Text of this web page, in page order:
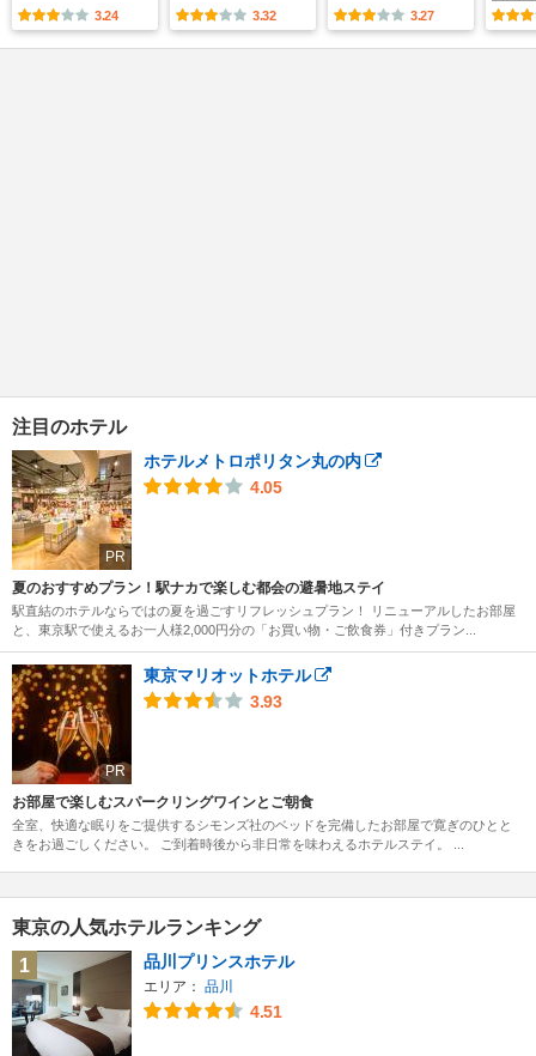
3.24 3.32 3.27
注目のホテル
PR
ホテルメトロポリタン丸の内
4.05
夏のおすすめプラン！駅ナカで楽しむ都会の避暑地ステイ
駅直結のホテルならではの夏を過ごすリフレッシュプラン！ リニューアルしたお部屋
と、東京駅で使えるお一人様2,000円分の「お買い物・ご飲食券」付きプラン...
PR
東京マリオットホテル
3.93
お部屋で楽しむスパークリングワインとご朝食
全室、快適な眠りをご提供するシモンズ社のベッドを完備したお部屋で寛ぎのひとと
きをお過ごしください。 ご到着時後から非日常を味わえるホテルステイ。 ...
東京の人気ホテルランキング
1
品川プリンスホテル
エリア： 品川
4.51